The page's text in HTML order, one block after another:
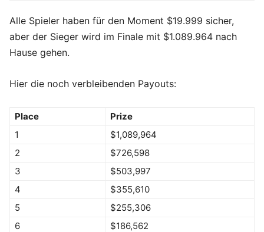
Alle Spieler haben für den Moment $19.999 sicher,
aber der Sieger wird im Finale mit $1.089.964 nach
Hause gehen.
Hier die noch verbleibenden Payouts:
Place
Prize
1
$1,089,964
2
$726,598
3
$503,997
4
$355,610
5
$255,306
6
$186,562